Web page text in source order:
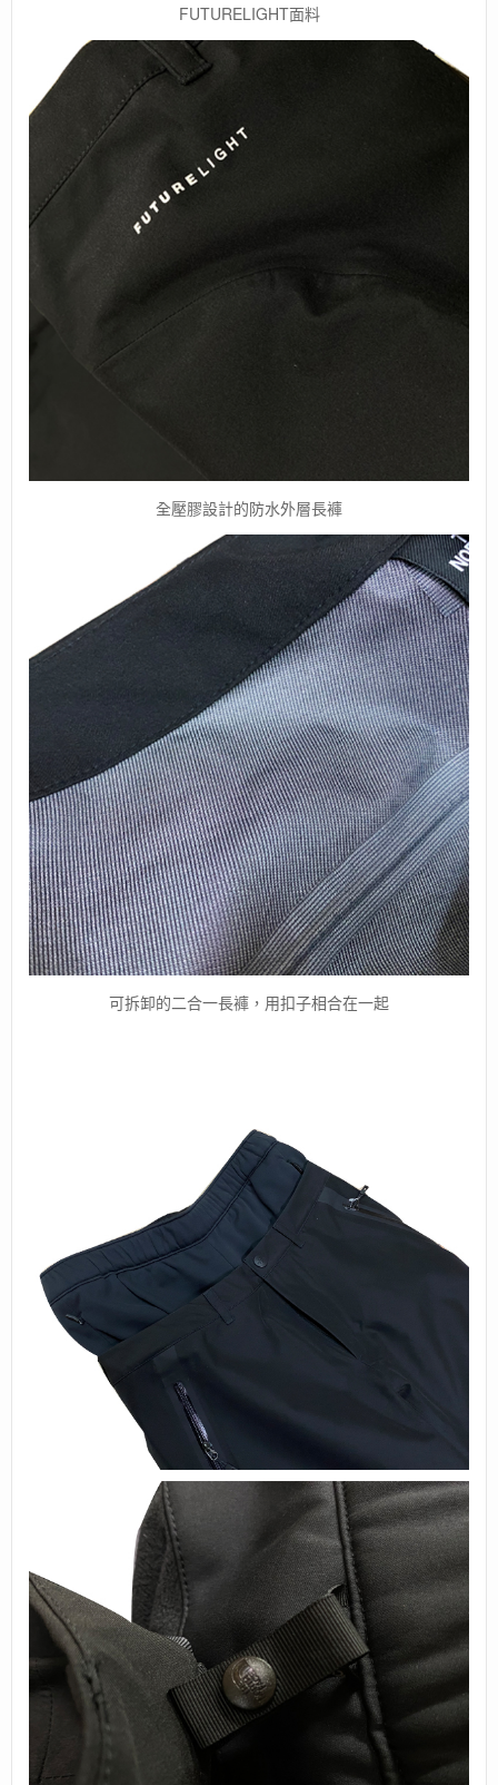
FUTURELIGHT面料
全壓膠設計的防水外層長褲
可拆卸的二合一長褲，用扣子相合在一起